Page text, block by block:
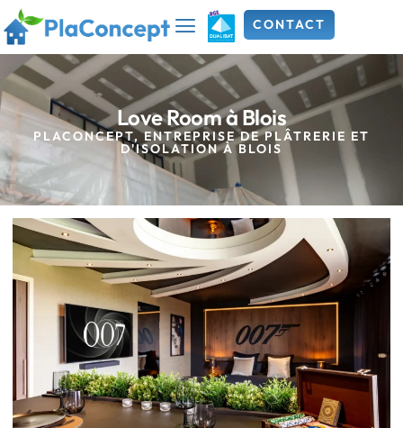
CONTACT
Love Room à Blois
PLACONCEPT, ENTREPRISE DE PLÂTRERIE ET
D'ISOLATION À BLOIS